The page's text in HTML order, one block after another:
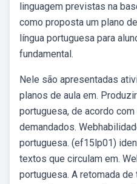
linguagem previstas na
como proposta um plano
língua portuguesa para
fundamental.
Nele são apresentadas
planos de aula em.
portuguesa, de acordo
demandados.
portuguesa. (ef15lp01)
textos que circulam em.
portuguesa. A retomada